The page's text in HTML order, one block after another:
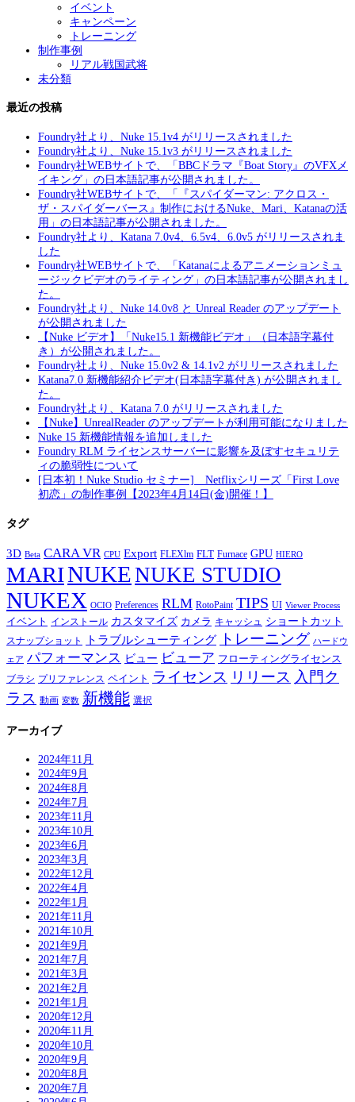
イベント
キャンペーン
トレーニング
制作事例
リアル戦国武将
未分類
最近の投稿
Foundry社より、Nuke 15.1v4 がリリースされました
Foundry社より、Nuke 15.1v3 がリリースされました
Foundry社WEBサイトで、「BBCドラマ『Boat Story』のVFXメ
イキング」の日本語記事が公開されました。
Foundry社WEBサイトで、「『スパイダーマン: アクロス・
ザ・スパイダーバース』制作におけるNuke、Mari、Katanaの活
用」の日本語記事が公開されました。
Foundry社より、Katana 7.0v4、6.5v4、6.0v5 がリリースされま
した
Foundry社WEBサイトで、「Katanaによるアニメーションミュ
ージックビデオのライティング」の日本語記事が公開されまし
た。
Foundry社より、Nuke 14.0v8 と Unreal Reader のアップデート
が公開されました
【Nuke ビデオ】「Nuke15.1 新機能ビデオ」（日本語字幕付
き）が公開されました。
Foundry社より、Nuke 15.0v2 & 14.1v2 がリリースされました
Katana7.0 新機能紹介ビデオ(日本語字幕付き) が公開されまし
た。
Foundry社より、Katana 7.0 がリリースされました
【Nuke】UnrealReader のアップデートが利用可能になりました
Nuke 15 新機能情報を追加しました
Foundry RLM ライセンスサーバーに影響を及ぼすセキュリテ
ィの脆弱性について
[日本初！Nuke Studio セミナー] Netflixシリーズ「First Love
初恋」の制作事例【2023年4月14日(金)開催！】
タグ
3D Beta CARA VR CPU Export FLEXlm FLT Furnace GPU HIERO
MARINUKENUKE STUDIO
NUKEX OCIO Preferences RLM RotoPaint TIPS UI Viewer Process
イベント インストール カスタマイズ カメラ キャッシュ ショートカット
スナップショット トラブルシューティング トレーニング ハードウ
ェア パフォーマンス ビュー ビューア フローティングライセンス
ブラシ プリファレンス ペイント ライセンス リリース 入門ク
ラス 動画 変数 新機能 選択
アーカイブ
2024年11月
2024年9月
2024年8月
2024年7月
2023年11月
2023年10月
2023年6月
2023年3月
2022年12月
2022年4月
2022年1月
2021年11月
2021年10月
2021年9月
2021年7月
2021年3月
2021年2月
2021年1月
2020年12月
2020年11月
2020年10月
2020年9月
2020年8月
2020年7月